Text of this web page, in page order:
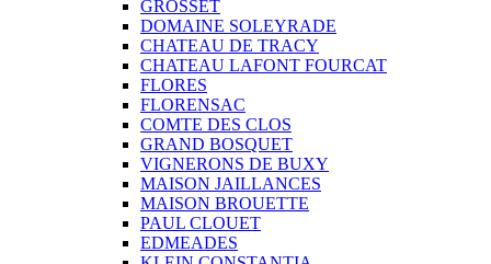
GROSSET
DOMAINE SOLEYRADE
CHATEAU DE TRACY
CHATEAU LAFONT FOURCAT
FLORES
FLORENSAC
COMTE DES CLOS
GRAND BOSQUET
VIGNERONS DE BUXY
MAISON JAILLANCES
MAISON BROUETTE
PAUL CLOUET
EDMEADES